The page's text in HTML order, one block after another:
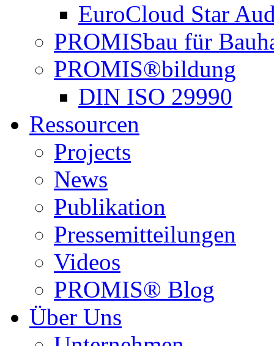
EuroCloud Star
PROMISbau für
PROMIS®bildung
DIN ISO 29990
Ressourcen
Projects
News
Publikation
Pressemitteilungen
Videos
PROMIS® Blog
Über Uns